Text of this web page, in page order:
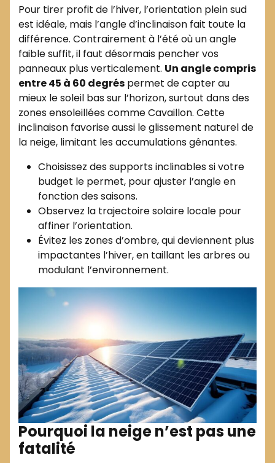
Pour tirer profit de l’hiver, l’orientation plein sud
est idéale, mais l’angle d’inclinaison fait toute la
différence. Contrairement à l’été où un angle
faible suffit, il faut désormais pencher vos
panneaux plus verticalement. Un angle compris
entre 45 à 60 degrés permet de capter au
mieux le soleil bas sur l’horizon, surtout dans des
zones ensoleillées comme Cavaillon. Cette
inclinaison favorise aussi le glissement naturel de
la neige, limitant les accumulations gênantes.
Choisissez des supports inclinables si votre
budget le permet, pour ajuster l’angle en
fonction des saisons.
Observez la trajectoire solaire locale pour
affiner l’orientation.
Évitez les zones d’ombre, qui deviennent plus
impactantes l’hiver, en taillant les arbres ou
modulant l’environnement.
Pourquoi la neige n’est pas une
fatalité